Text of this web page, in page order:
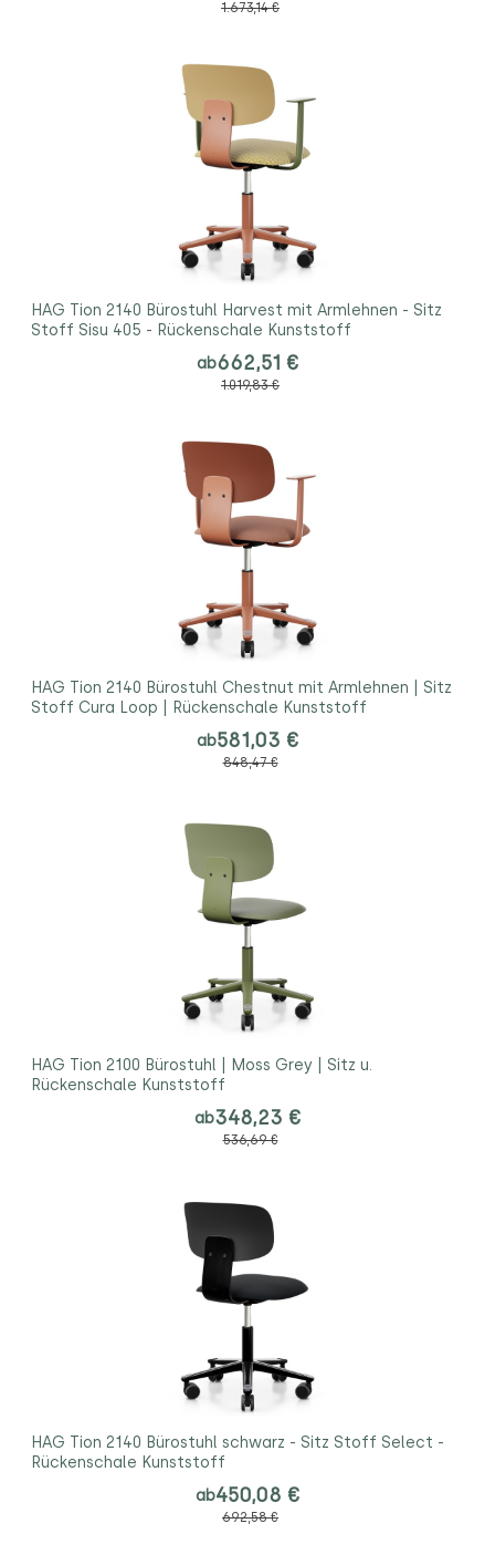
1.673,14 €
HAG Tion 2140 Bürostuhl Harvest mit Armlehnen - Sitz
Stoff Sisu 405 - Rückenschale Kunststoff
ab662,51 €
1.019,83 €
HAG Tion 2140 Bürostuhl Chestnut mit Armlehnen | Sitz
Stoff Cura Loop | Rückenschale Kunststoff
ab581,03 €
848,47 €
HAG Tion 2100 Bürostuhl | Moss Grey | Sitz u.
Rückenschale Kunststoff
ab348,23 €
536,69 €
HAG Tion 2140 Bürostuhl schwarz - Sitz Stoff Select -
Rückenschale Kunststoff
ab450,08 €
692,58 €